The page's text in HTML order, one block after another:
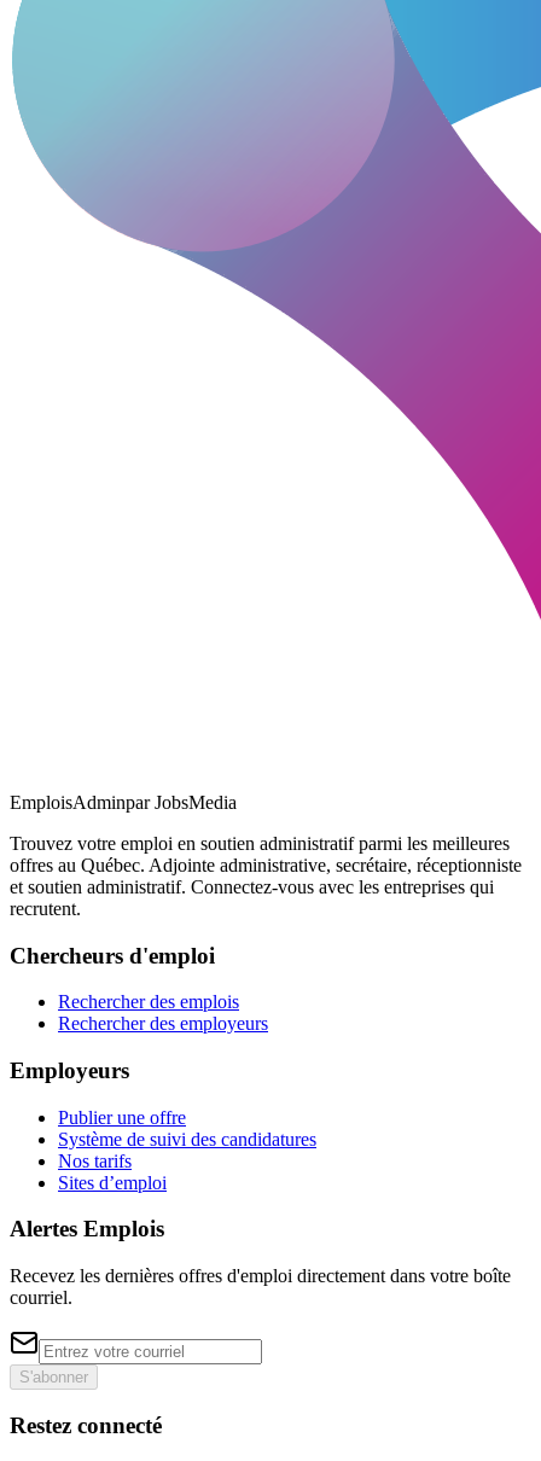
EmploisAdminpar JobsMedia
Trouvez votre emploi en soutien administratif parmi les meilleures
offres au Québec. Adjointe administrative, secrétaire, réceptionniste
et soutien administratif. Connectez-vous avec les entreprises qui
recrutent.
Chercheurs d'emploi
Rechercher des emplois
Rechercher des employeurs
Employeurs
Publier une offre
Système de suivi des candidatures
Nos tarifs
Sites d’emploi
Alertes Emplois
Recevez les dernières offres d'emploi directement dans votre boîte
courriel.
S'abonner
Restez connecté